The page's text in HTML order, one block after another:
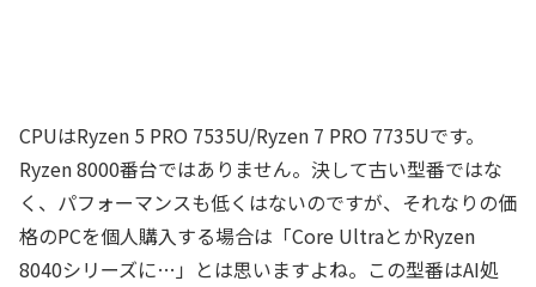
CPUはRyzen 5 PRO 7535U/Ryzen 7 PRO 7735Uです。
Ryzen 8000番台ではありません。決して古い型番ではな
く、パフォーマンスも低くはないのですが、それなりの価
格のPCを個人購入する場合は「Core UltraとかRyzen
8040シリーズに…」とは思いますよね。この型番はAI処